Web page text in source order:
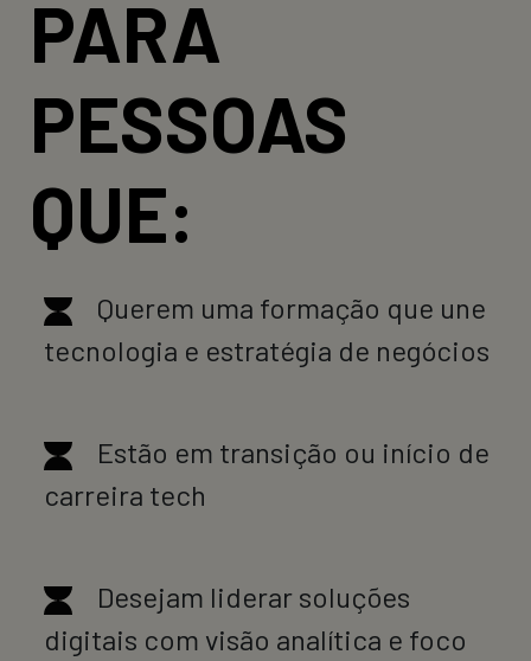
PARA
PESSOAS
QUE:
Querem uma formação que une
tecnologia e estratégia de negócios
Estão em transição ou início de
carreira tech
Desejam liderar soluções
digitais com visão analítica e foco